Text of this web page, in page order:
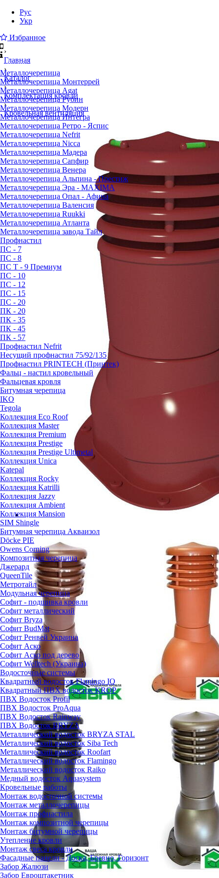
Рус
Укр
Избранное
Каталог
Металлочерепица
Металлочерепица Монтеррей
Металлочерепица Agat
Металлочерепица Рубин
Металлочерепица Модерн
Металлочерепица Интегра
Металлочерепица Ретро - Яспис
Металлочерепица Nefrit
Металлочерепица Nicca
Металлочерепица Мадера
Металлочерепица Сапфир
Металлочерепица Венера
Металлочерепица Альпина - Престиж
Металлочерепица Эра - MAXIMA
Металлочерепица Опал - Афина
Металлочерепица Валенсия
Металлочерепица Ruukki
Металлочерепица Атланта
Металлочерепица завода Тайл
Профнастил
ПС - 7
ПС - 8
ПС Т - 9 Премиум
ПС - 10
ПС - 12
ПС - 15
ПС - 20
ПК - 20
ПК - 35
ПК - 45
ПК - 57
Профнастил Nefrit
Несущий профнастил 75/92/135
Профнастил PRINTECH (Принтек)
Фальц - настил кровельный
Фальцевая кровля
Битумная черепица
IKO
Tegola
Коллекция Eco Roof
Коллекция Master
Коллекция Premium
Коллекция Prestige
Коллекция Prestige Ultimetal
Коллекция Unica
Katepal
Коллекция Rocky
Коллекция Katrilli
Коллекция Jazzy
Коллекция Ambient
Коллекция Mansion
SIM Shingle
Битумная черепица Акваизол
Döcke PIE
Owens Corning
Композитная черепица
Джерард
QueenTile
Метротайл
Модульная черепица
Софит - подшивка кровли
Софит металлический
Софит Bryza
Софит BudMat
Софит Ренвей Украина
Софит Аско
Софит Аско под дерево
Софит Welltech (Украина)
Водосточные системы
Квадратный водосток Flamingo IQ
Квадратный ПВХ водосток KROP
ПВХ Водосток Profil
ПВХ Водосток ProAqua
ПВХ Водосток Rainway
ПВХ Водосток BRYZA
Металлический водосток BRYZA STAL
Металлический водосток Siba Tech
Металлический водосток Roofart
Металлический водосток Flamingo
Металлический водосток Raiko
Медный водосток Aquasystem
Кровельные работы
Монтаж водосточной системы
Монтаж металлочерепицы
Монтаж профнастила
Монтаж композитной черепицы
Монтаж битумной черепицы
Утепление кровли
Монтаж свеса кровли
Фасадные панели - Доска, Бревно, Горизонт
Забор Жалюзи
Забор Евроштакетник
›
Главная
›
Каталог
›
Комплектация кровли
›
Кровельная вентиляция